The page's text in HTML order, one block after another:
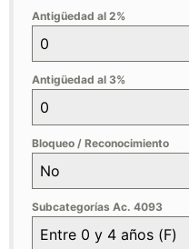
Antigüedad al 2%
0
Antigüedad al 3%
0
Bloqueo / Reconocimiento
No
Subcategorías Ac. 4093
Entre 0 y 4 años (F)